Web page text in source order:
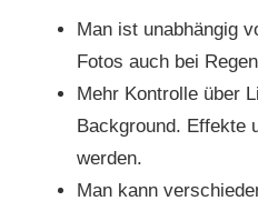
Man ist unabhängig
Fotos auch bei
Mehr Kontrolle über
Background. Effekte
werden.
Man kann